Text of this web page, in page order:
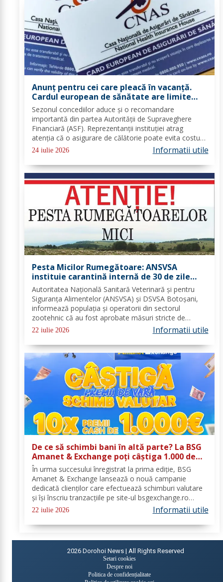
Anunț pentru cei care pleacă în vacanță.
Cardul european de sănătate are limite
importante. Greșeala care te poate costa
mii de euro
Sezonul concediilor aduce și o recomandare
importantă din partea Autorității de Supraveghere
Financiară (ASF). Reprezentanții instituției atrag
atenția că o asigurare de călătorie poate evita costuri
uriașe în cazul unor probleme medicale, al anulării
24 iulie 2026 Informatii utile
Pesta Micilor Rumegătoare: ANSVSA
instituie carantină internă de 30 de zile
pentru ovine și caprine
Autoritatea Națională Sanitară Veterinară și pentru
Siguranța Alimentelor (ANSVSA) și DSVSA Botoșani,
informează populația și operatorii din sectorul
zootehnic că au fost aprobate măsuri stricte de
urgență pe întreg teritoriul României. Decizia nr. 1,
emisă de Comitetul Național pentru Situații de...
22 iulie 2026 Informatii utile
De ce să schimbi bani în altă parte? La BSG
Amanet & Exchange poți câștiga 1.000 de
euro cash!
În urma succesului înregistrat la prima ediție, BSG
Amanet & Exchange lansează o nouă campanie
dedicată clienților care efectuează schimburi valutare
și își înscriu tranzacțiile pe site-ul bsgexchange.ro
Operațiunile pot fi realizate în agenții în perioada 20
22 iulie 2026 Informatii utile
2026 Dorohoi News | All Rights Reserved
Setari cookies
Despre noi
Politica de confidențialitate